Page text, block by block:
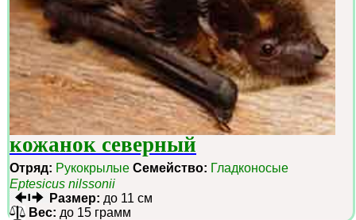
кожанок северный
Отряд: Рукокрылые Семейство: Гладконосые
Eptesicus nilssonii
Размер: до 11 см
Вес: до 15 грамм